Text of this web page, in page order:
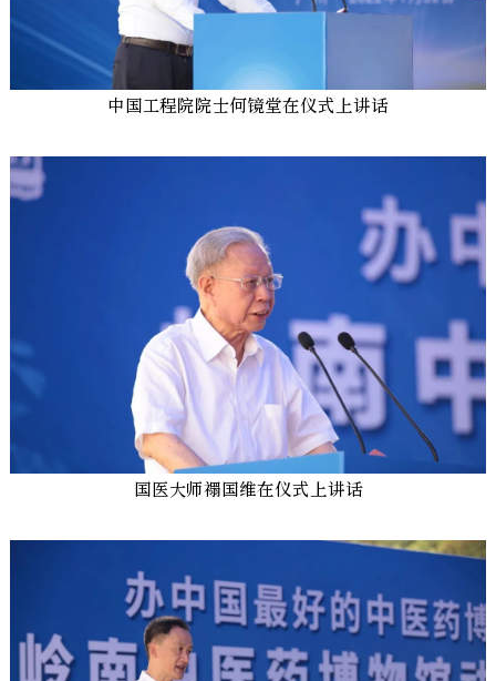
中国工程院院士何镜堂在仪式上讲话
国医大师禤国维在仪式上讲话